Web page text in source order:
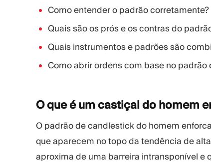
Como entender o padrão corretamente?
Quais são os prós e os contras do
Quais instrumentos e padrões são
Como abrir ordens com base no
O que é um castiçal do homem
O padrão de candlestick do homem
que aparecem no topo da tendência de
aproxima de uma barreira intransponível e